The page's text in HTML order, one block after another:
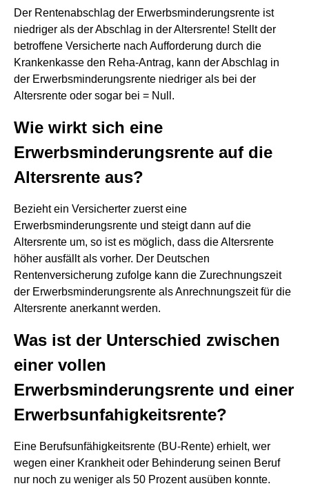
Der Rentenabschlag der Erwerbsminderungsrente ist
niedriger als der Abschlag in der Altersrente! Stellt der
betroffene Versicherte nach Aufforderung durch die
Krankenkasse den Reha-Antrag, kann der Abschlag in
der Erwerbsminderungsrente niedriger als bei der
Altersrente oder sogar bei = Null.
Wie wirkt sich eine
Erwerbsminderungsrente auf die
Altersrente aus?
Bezieht ein Versicherter zuerst eine
Erwerbsminderungsrente und steigt dann auf die
Altersrente um, so ist es möglich, dass die Altersrente
höher ausfällt als vorher. Der Deutschen
Rentenversicherung zufolge kann die Zurechnungszeit
der Erwerbsminderungsrente als Anrechnungszeit für die
Altersrente anerkannt werden.
Was ist der Unterschied zwischen
einer vollen
Erwerbsminderungsrente und einer
Erwerbsunfahigkeitsrente?
Eine Berufsunfähigkeitsrente (BU-Rente) erhielt, wer
wegen einer Krankheit oder Behinderung seinen Beruf
nur noch zu weniger als 50 Prozent ausüben konnte.